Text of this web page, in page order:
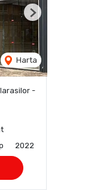
Harta
Next
-
2022